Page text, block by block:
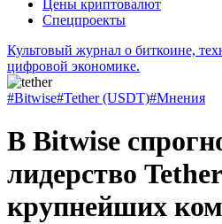
Цены криптовалют
Спецпроекты
Культовый журнал о биткоине,
цифровой экономике.
#Bitwise#Tether (USDT)#Мнения
В Bitwise
лидерство
крупнейших